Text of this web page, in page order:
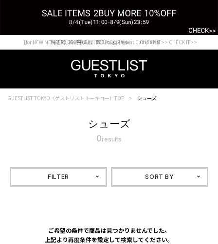
税込33,000円以上ご購入で送料無料 CHECK IT>>
【for NEW MEMBER】新規会員様1000Point Present Campaign CHECK IT>>
GUESTLIST TOKYO（ゲストリスト トーキョー）TOP シューズ
シューズ
0results
FILTER SORT BY
ご希望の条件で商品は見つかりませんでした。
上記より再度条件を設定して検索してください。